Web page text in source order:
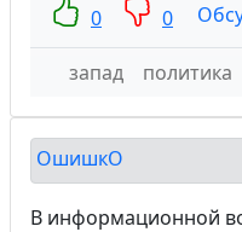
0
0
запад политика
ОшишкО
В информационной